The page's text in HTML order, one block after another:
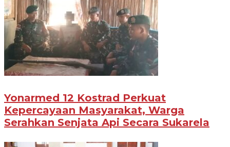
Yonarmed 12 Kostrad Perkuat
Kepercayaan Masyarakat, Warga
Serahkan Senjata Api Secara Sukarela